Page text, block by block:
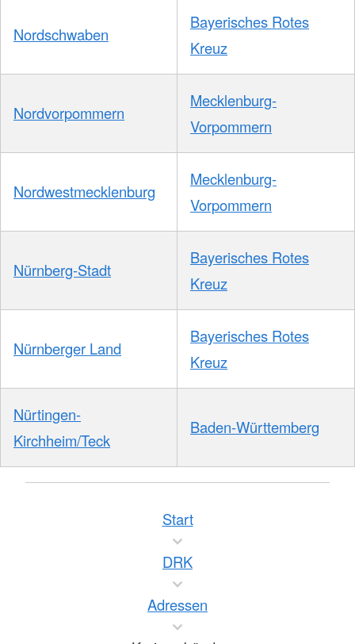
Nordschwaben
Bayerisches Rotes
Kreuz
Nordvorpommern
Mecklenburg-
Vorpommern
Nordwestmecklenburg
Mecklenburg-
Vorpommern
Nürnberg-Stadt
Bayerisches Rotes
Kreuz
Nürnberger Land
Bayerisches Rotes
Kreuz
Nürtingen-
Kirchheim/Teck
Baden-Württemberg
Start
DRK
Adressen